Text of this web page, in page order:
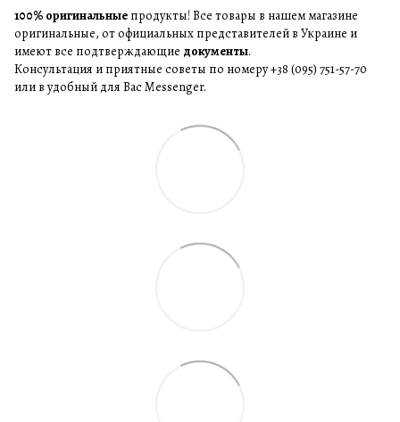
100% оригинальные продукты! Все товары в нашем магазине
оригинальные, от официальных представителей в Украине и
имеют все подтверждающие документы.
Консультация и приятные советы по номеру +38 (095) 751-57-70
или в удобный для Вас Messenger.